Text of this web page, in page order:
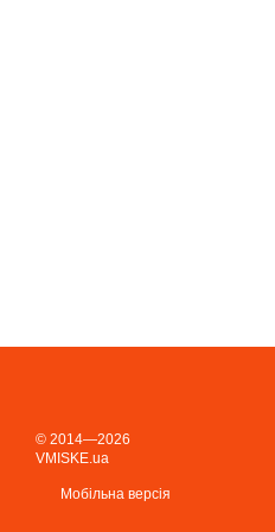
© 2014—2026
VMISKE.ua
Мобільна версія